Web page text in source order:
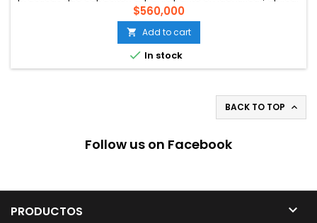
y evaluar mediante auditorías los principios, fundamentos y
requisitos de la norma FSSC 22000 V5 en los procesos de
producción de alimentos. Al finalizar todos los módulos, los
participantes serán capaces de programar, planificar y...
$560,000
 Add to cart
 In stock
BACK TO TOP 
Follow us on Facebook
PRODUCTOS 